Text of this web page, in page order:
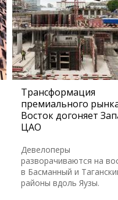
Трансформация
премиального
Восток догоняет
ЦАО
Девелоперы
разворачиваются на
в Басманный и
районы вдоль Яузы.